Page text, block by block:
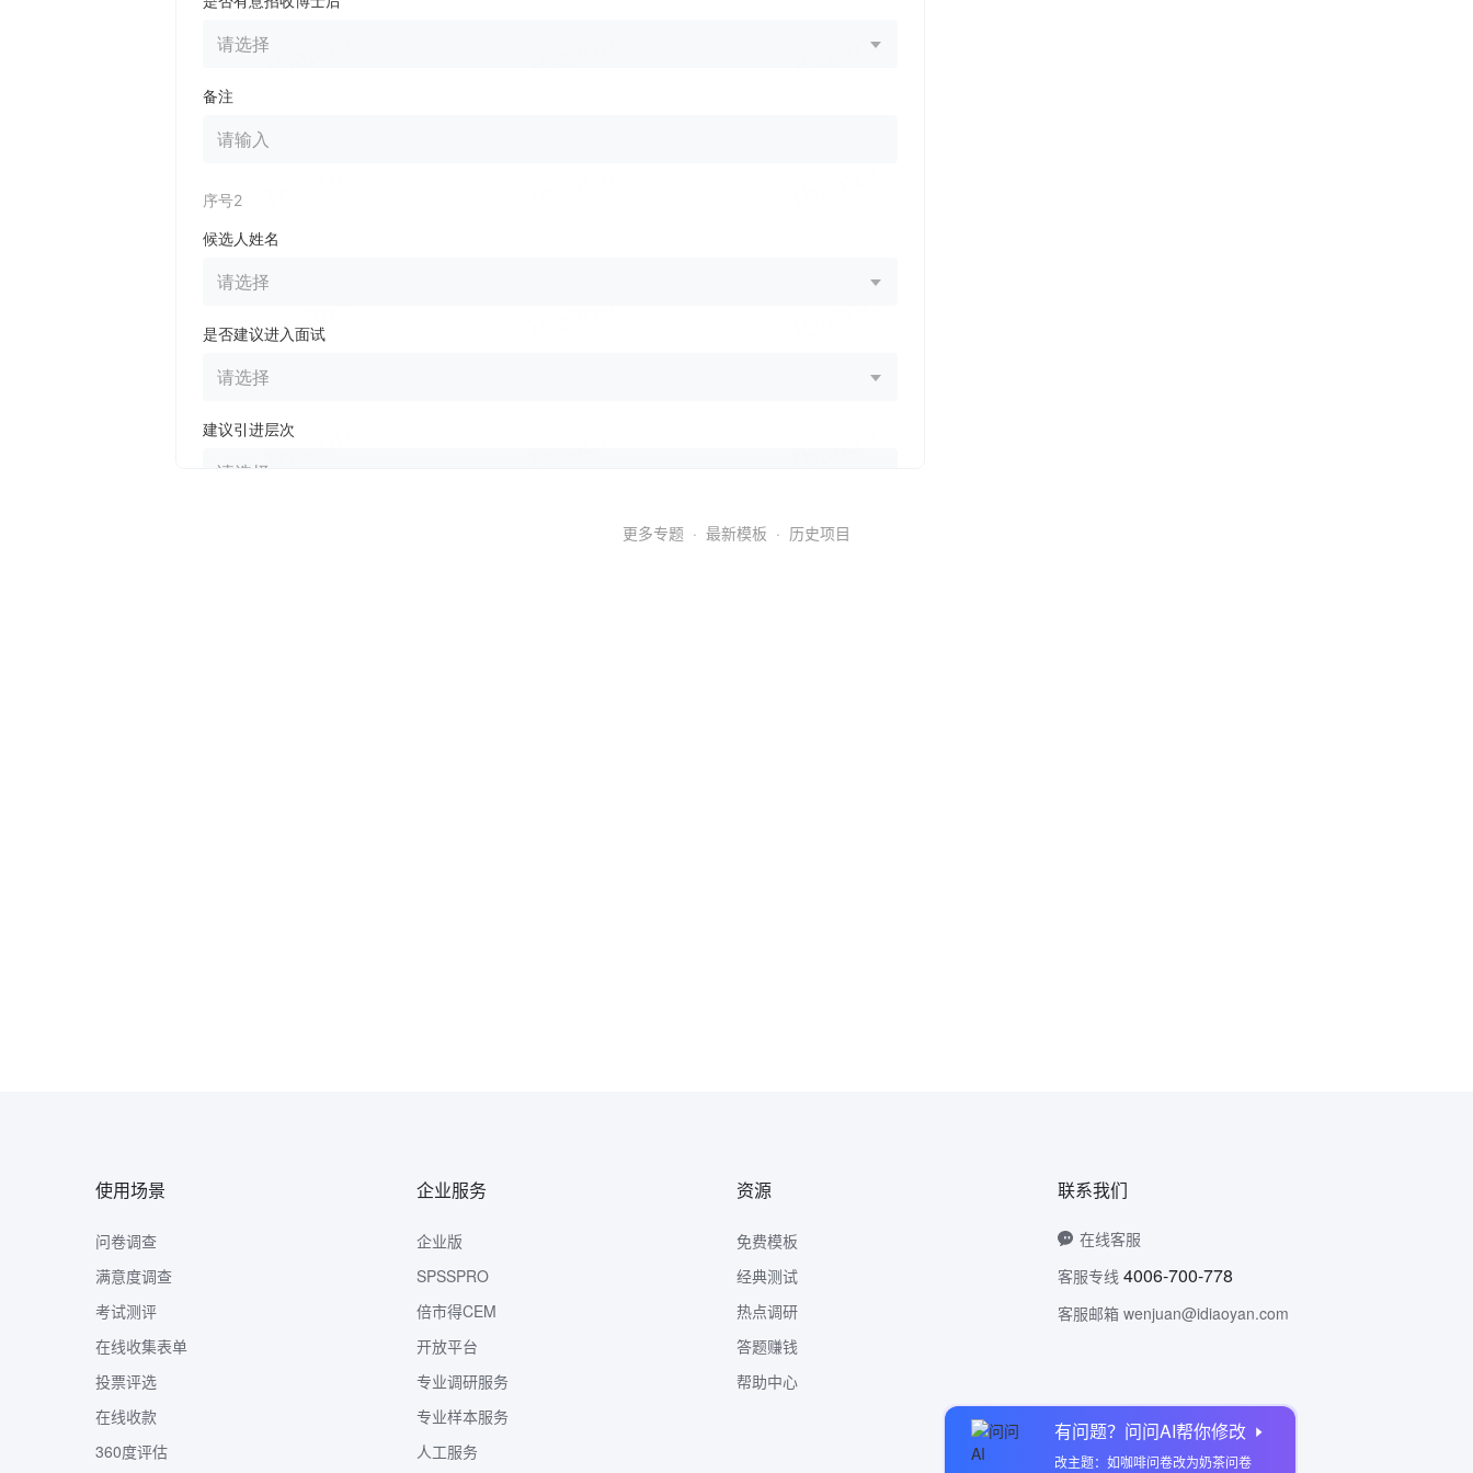
有问题？问问AI帮你修改
改主题：如咖啡问卷改为奶茶问卷
更多专题 · 最新模板 · 历史项目
使用场景
问卷调查
满意度调查
考试测评
在线收集表单
投票评选
在线收款
360度评估
企业服务
企业版
SPSSPRO
倍市得CEM
开放平台
专业调研服务
专业样本服务
人工服务
资源
免费模板
经典测试
热点调研
答题赚钱
帮助中心
联系我们
在线客服
客服专线 4006-700-778
客服邮箱 wenjuan@idiaoyan.com
问卷网公众号